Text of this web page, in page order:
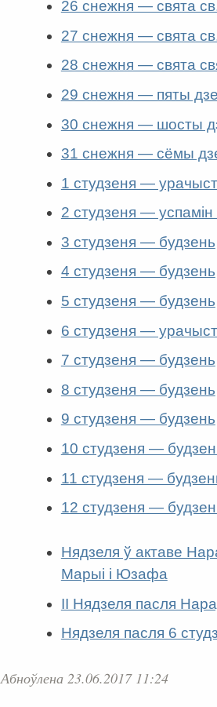
26 снежня — свята
27 снежня — свята
28 снежня — свята
29 снежня — пяты
30 снежня — шосты
31 снежня — сёмы
1 студзеня —
2 студзеня — успамін
3 студзеня — будзень
4 студзеня — будзень
5 студзеня — будзень
6 студзеня —
7 студзеня — будзень
8 студзеня — будзень
9 студзеня — будзень
10 студзеня —
11 студзеня —
12 студзеня —
Нядзеля ў актаве
Марыі і Юзафа
ІІ Нядзеля пасля
Нядзеля пасля 6
Абноўлена 23.06.2017 11:24